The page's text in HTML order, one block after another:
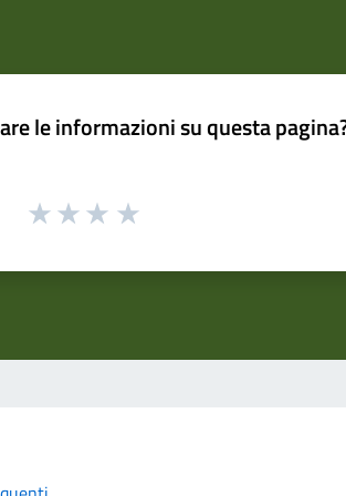
le informazioni su questa